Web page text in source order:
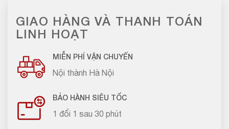
GIAO HÀNG VÀ THANH TOÁN
LINH HOẠT
MIỄN PHÍ VẬN CHUYỂN
Nội thành Hà Nội
BẢO HÀNH SIÊU TỐC
1 đổi 1 sau 30 phút